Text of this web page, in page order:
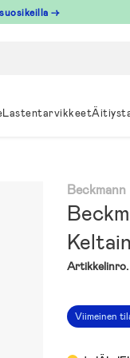
→
Lastentarvikkeet
Beckmann
Artikkelinro.
Viimeinen